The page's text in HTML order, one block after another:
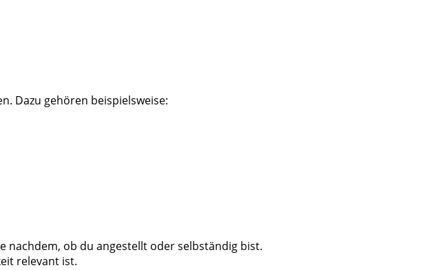
Dazu gehören beispielsweise:
nachdem, ob du angestellt oder selbständig bist.
relevant ist.